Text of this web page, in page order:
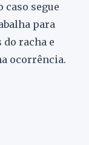
caso segue
para
racha e
ocorrência.